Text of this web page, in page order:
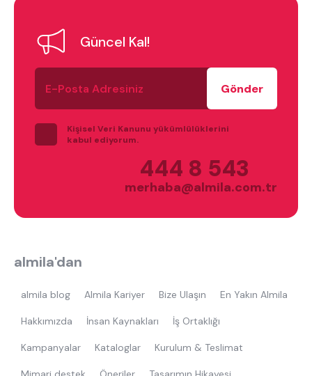
En çok ziyaret edilenler
tek kişilik yatak gamer
monte
toddler yatak
çocuk odası
Güncel Kal!
E-
Posta
Adresiniz
Kişisel Veri Kanunu yükümlülüklerini
kabul ediyorum.
444 8 543
merhaba@almila.com.tr
almila'dan
almila blog Almila Kariyer Bize Ulaşın En Yakın Almila
Hakkımızda İnsan Kaynakları İş Ortaklığı
Kampanyalar Kataloglar Kurulum & Teslimat